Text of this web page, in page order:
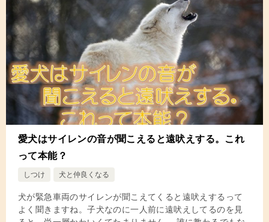
愛犬はサイレンの音が聞こえると遠吠えする。これ
って本能？
しつけ 犬と仲良くなる
犬が緊急車両のサイレンが聞こえてくると遠吠えするって
よく聞きますね。子犬なのに一人前に遠吠えしてるのを見